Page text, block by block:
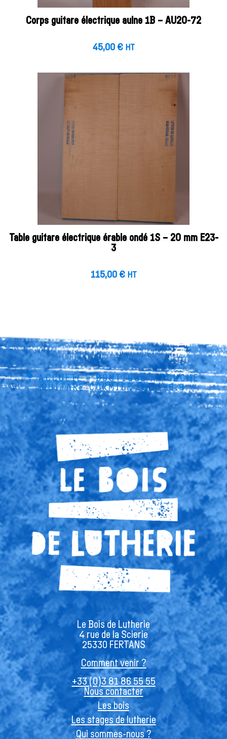
Corps guitare électrique aulne 1B – AU20-72
45,00 € HT
Table guitare électrique érable ondé 1S – 20 mm E23-
3
115,00 € HT
ACCUEIL»BOUTIQUE»TOUCHE
GUITARE CORMIER 1A – 26.9
Le Bois de Lutherie
4 rue de la Scierie
25330 FERTANS
Comment venir ?
+33 (0)3 81 86 55 55
Nous contacter
Les bois
Les stages de lutherie
Qui sommes-nous ?